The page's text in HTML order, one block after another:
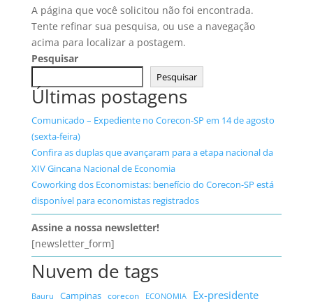
A página que você solicitou não foi encontrada.
Tente refinar sua pesquisa, ou use a navegação
acima para localizar a postagem.
Pesquisar
Pesquisar
Últimas postagens
Comunicado – Expediente no Corecon-SP em 14 de agosto
(sexta-feira)
Confira as duplas que avançaram para a etapa nacional da
XIV Gincana Nacional de Economia
Coworking dos Economistas: benefício do Corecon-SP está
disponível para economistas registrados
Assine a nossa newsletter!
[newsletter_form]
Nuvem de tags
Bauru Campinas corecon ECONOMIA Ex-presidente